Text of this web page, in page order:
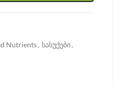
Nutrients, სასუქები,